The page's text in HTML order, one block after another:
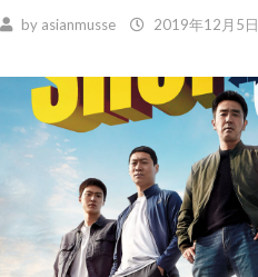
by asianmusse 2019年12月5日